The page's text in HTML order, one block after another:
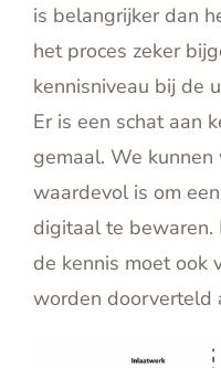
is belangrijker dan
het proces zeker
kennisniveau bij de
Er is een schat aan
gemaal. We
waardevol is om
digitaal te bewaren.
de kennis moet ook
worden doorverteld